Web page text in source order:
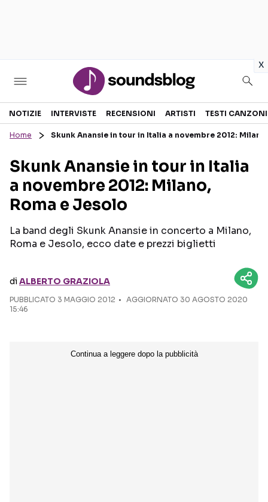
x
Sezioni
RECENSIONI MUSICALI
INTERVISTE
GOSSIP E CURIOSITÀ
TESTI CANZONI
TOUR ED EVENTI
Seguici sui social
NOTIZIE INTERVISTE RECENSIONI ARTISTI TESTI CANZONI
Home Skunk Anansie in tour in Italia a novembre 2012:
Skunk Anansie in tour in Italia
a novembre 2012: Milano,
Roma e Jesolo
La band degli Skunk Anansie in concerto a Milano,
Roma e Jesolo, ecco date e prezzi biglietti
diALBERTO GRAZIOLA
PUBBLICATO 3 MAGGIO 2012
AGGIORNATO 30 AGOSTO 2020
15:46